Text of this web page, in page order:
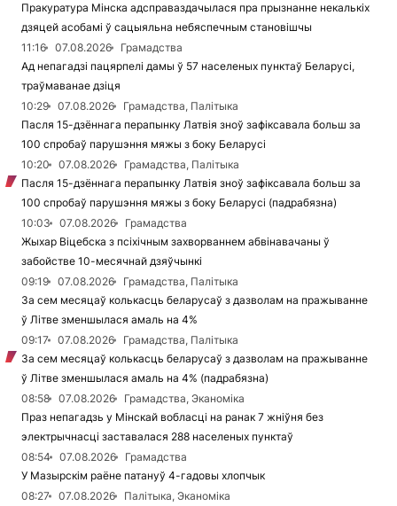
Пракуратура Мінска адсправаздачылася пра прызнанне некалькіх
дзяцей асобамі ў сацыяльна небяспечным становішчы
11:16
07.08.2026
Грамадства
Ад непагадзі пацярпелі дамы ў 57 населеных пунктаў Беларусі,
траўмаванае дзіця
10:29
07.08.2026
Грамадства, Палітыка
Пасля 15-дзённага перапынку Латвія зноў зафіксавала больш за
100 спробаў парушэння мяжы з боку Беларусі
10:20
07.08.2026
Грамадства, Палітыка
Пасля 15-дзённага перапынку Латвія зноў зафіксавала больш за
100 спробаў парушэння мяжы з боку Беларусі (падрабязна)
10:03
07.08.2026
Грамадства
Жыхар Віцебска з псіхічным захворваннем абвінавачаны ў
забойстве 10-месячнай дзяўчынкі
09:19
07.08.2026
Грамадства, Палітыка
За сем месяцаў колькасць беларусаў з дазволам на пражыванне
ў Літве зменшылася амаль на 4%
09:17
07.08.2026
Грамадства, Палітыка
За сем месяцаў колькасць беларусаў з дазволам на пражыванне
ў Літве зменшылася амаль на 4% (падрабязна)
08:58
07.08.2026
Грамадства, Эканоміка
Праз непагадзь у Мінскай вобласці на ранак 7 жніўня без
электрычнасці заставалася 288 населеных пунктаў
08:54
07.08.2026
Грамадства
У Мазырскім раёне патануў 4-гадовы хлопчык
08:27
07.08.2026
Палітыка, Эканоміка